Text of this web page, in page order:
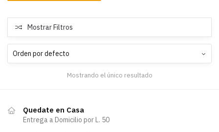
Mostrar Filtros
Mostrando el único resultado
Quedate en Casa
Entrega a Domicilio por L. 50